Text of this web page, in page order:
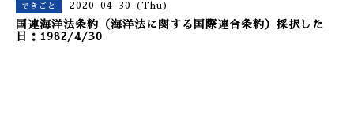
できごと 2020-04-30 (Thu)
国連海洋法条約（海洋法に関する国際連合条約）採択した
日：1982/4/30